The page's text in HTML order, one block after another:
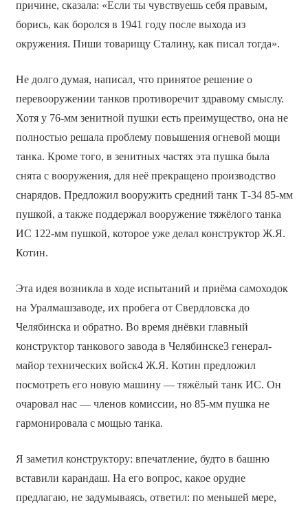
причине, сказала: «Если ты чувствуешь себя правым,
борись, как боролся в 1941 году после выхода из
окружения. Пиши товарищу Сталину, как писал тогда».
Не долго думая, написал, что принятое решение о
перевооружении танков противоречит здравому смыслу.
Хотя у 76-мм зенитной пушки есть преимущество, она не
полностью решала проблему повышения огневой мощи
танка. Кроме того, в зенитных частях эта пушка была
снята с вооружения, для неё прекращено производство
снарядов. Предложил вооружить средний танк Т-34 85-мм
пушкой, а также поддержал вооружение тяжёлого танка
ИС 122-мм пушкой, которое уже делал конструктор Ж.Я.
Котин.
Эта идея возникла в ходе испытаний и приёма самоходок
на Уралмашзаводе, их пробега от Свердловска до
Челябинска и обратно. Во время днёвки главный
конструктор танкового завода в Челябинске3 генерал-
майор технических войск4 Ж.Я. Котин предложил
посмотреть его новую машину — тяжёлый танк ИС. Он
очаровал нас — членов комиссии, но 85-мм пушка не
гармонировала с мощью танка.
Я заметил конструктору: впечатление, будто в башню
вставили карандаш. На его вопрос, какое орудие
предлагаю, не задумываясь, ответил: по меньшей мере,